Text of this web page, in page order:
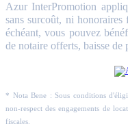
Azur InterPromotion
sans surcoût, ni
échéant, vous pouvez
de notaire offerts, baisse
* Nota Bene : Sous conditions
non-respect des engagements de
fiscales.